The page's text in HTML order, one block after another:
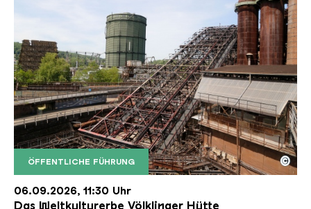
ÖFFENTLICHE FÜHRUNG
Der Erzschrägaufzug der Völklinger Hütte mit
Copyright: Weltkulturerbe Völklinger Hütte | Karl
©
06.09.2026, 11:30 Uhr
Das Weltkulturerbe Völklinger Hütte